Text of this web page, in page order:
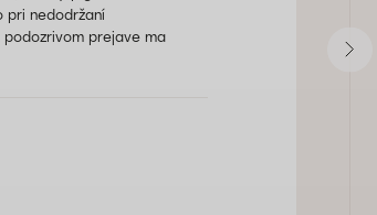
pri nedodržaní
prejave ma